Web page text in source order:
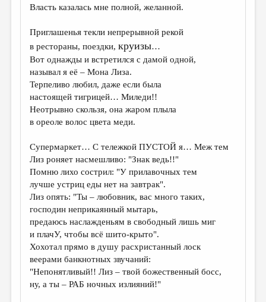
КНИЖНАЯ ПОЛКА
ОБЗОР ЛИТЕРАТУРЫ
СТРАНИЦЫ ПАМЯТИ
ОБЪЯВЛЕНИЯ
КОЛОНКА РЕДАКТОРА
РЕДКОЛЛЕГИЯ
ОТ РЕДАКЦИИ
МАЛАЯ ПРОЗА
ЭССЕИСТИКА
КУЛЬТУРОВЕДЕНИЕ
ПУБЛИЦИСТИКА
РЕЦЕНЗИРОВАНИЕ
ЦИКЛЫ ПУБЛИКАЦИЙ
Власть казалась мне полной, желанной.
Приглашенья текли непрерывной рекой
в рестораны, поездки,круизы…
Вот однажды и встретился с дамой одной,
называл я её – Мона Лиза.
Терпеливо любил, даже если была
настоящей тигрицей… Миледи!!
Неотрывно скользя, она жаром плыла
в ореоле волос цвета меди.
Супермаркет… С тележкой ПУСТОЙ я… Меж тем
Лиз роняет насмешливо: "Знак ведь!!"
Помню лихо сострил: "У прилавочных тем
лучше устриц еды нет на завтрак".
Лиз опять: "Ты – любовник, вас много таких,
господин неприкаянный мытарь,
предаюсь наслажденьям в свободный лишь миг
и плачУ, чтобы всё шито-крыто".
Хохотал прямо в душу расхристанный лоск
веерами банкнотных звучаний:
"Непонятливый!! Лиз – твой божественный босс,
ну, а ты – РАБ ночных излияний!"